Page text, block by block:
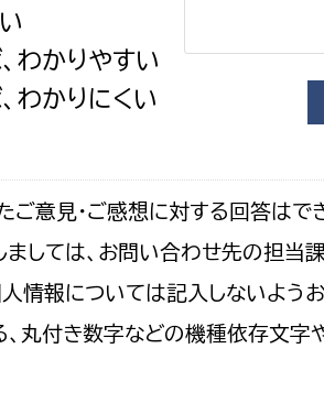
わかりやすい
わかりにくい
ご意見・ご感想に対する回答はで
しては、お問い合わせ先の担当
情報については記入しないようお
丸付き数字などの機種依存文字